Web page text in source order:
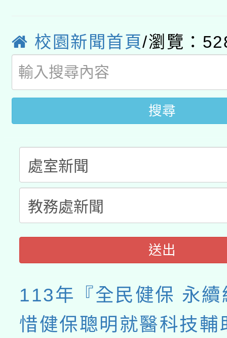
用水績優單位及節水達
動」
桃園市孔廟祈福系列
開 智慧啟航」
2026年桃園地景藝術
校園新聞首頁/瀏覽：
搜尋
送出
113年『全民健保 永續
惜健保聰明就醫科技輔